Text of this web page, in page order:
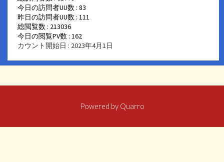
今日の訪問者UU数 : 83
昨日の訪問者UU数 : 111
総閲覧数 : 213036
今日の閲覧PV数 : 162
カウント開始日 : 2023年4月1日
Powered by Quarro